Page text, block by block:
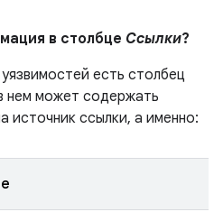
в столбце Ссылки?
есть столбец
нем может содержать
источник ссылки, а именно: